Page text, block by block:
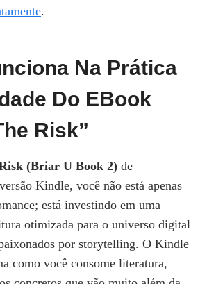
.
Na Prática
Do EBook
Risk”
(Briar U Book 2) de
Kindle, você não está apenas
está investindo em uma
otimizada para o universo digital
por storytelling. O Kindle
como você consome literatura,